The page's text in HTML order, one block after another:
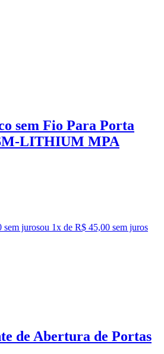
sem Fio Para Porta
LITHIUM MPA
sem jurosou 1x de R$ 45,00 sem juros
de Abertura de Portas